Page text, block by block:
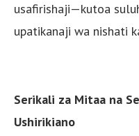
usafirishaji—kutoa
upatikanaji wa nishati
Serikali za Mitaa na
Ushirikiano